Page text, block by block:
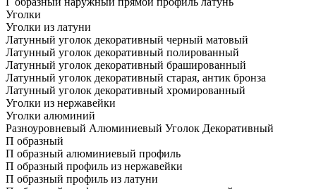
Уголки
Уголки из латуни
Латунный уголок декоративный черный матовый
Латунный уголок декоративный полированный
Латунный уголок декоративный брашированный
Латунный уголок декоративный старая, антик бронза
Латунный уголок декоративный хромированный
Уголки из нержавейки
Уголки алюминий
Разноуровневый Алюминиевый Уголок Декоративный
П образный
П образный алюминиевый профиль
П образный профиль из нержавейки
П образный профиль из латуни